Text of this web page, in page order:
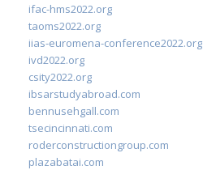
ifac-hms2022.org
taoms2022.org
iias-euromena-conference2022.org
ivd2022.org
csity2022.org
ibsarstudyabroad.com
bennusehgall.com
tsecincinnati.com
roderconstructiongroup.com
plazabatai.com